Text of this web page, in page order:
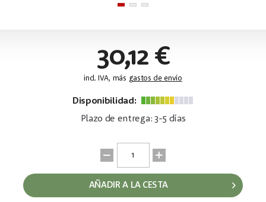
30,12 €
incl. IVA, más gastos de envío
Disponibilidad:
Plazo de entrega: 3-5 días
AÑADIR A LA CESTA